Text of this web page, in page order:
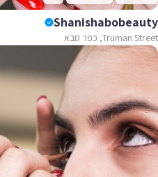
Shanishabobeauty
Truman Street, כפר סבא